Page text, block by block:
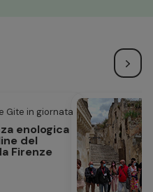
Gite in giornata
enologica
del
Firenze